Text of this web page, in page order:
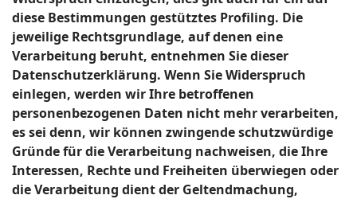
diese Bestimmungen gestütztes Profiling. Die
jeweilige Rechtsgrundlage, auf denen eine
Verarbeitung beruht, entnehmen Sie dieser
Datenschutzerklärung. Wenn Sie Widerspruch
einlegen, werden wir Ihre betroffenen
personenbezogenen Daten nicht mehr verarbeiten,
es sei denn, wir können zwingende schutzwürdige
Gründe für die Verarbeitung nachweisen, die Ihre
Interessen, Rechte und Freiheiten überwiegen oder
die Verarbeitung dient der Geltendmachung,